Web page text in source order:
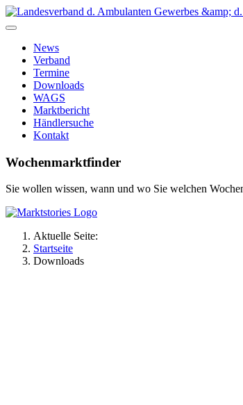
News
Verband
Termine
Downloads
WAGS
Marktbericht
Händlersuche
Kontakt
Wochenmarktfinder
Sie wollen wissen, wann und wo Sie welchen
Aktuelle Seite:
Startseite
Downloads